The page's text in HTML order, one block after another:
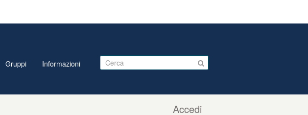
Accedi
Gruppi Informazioni